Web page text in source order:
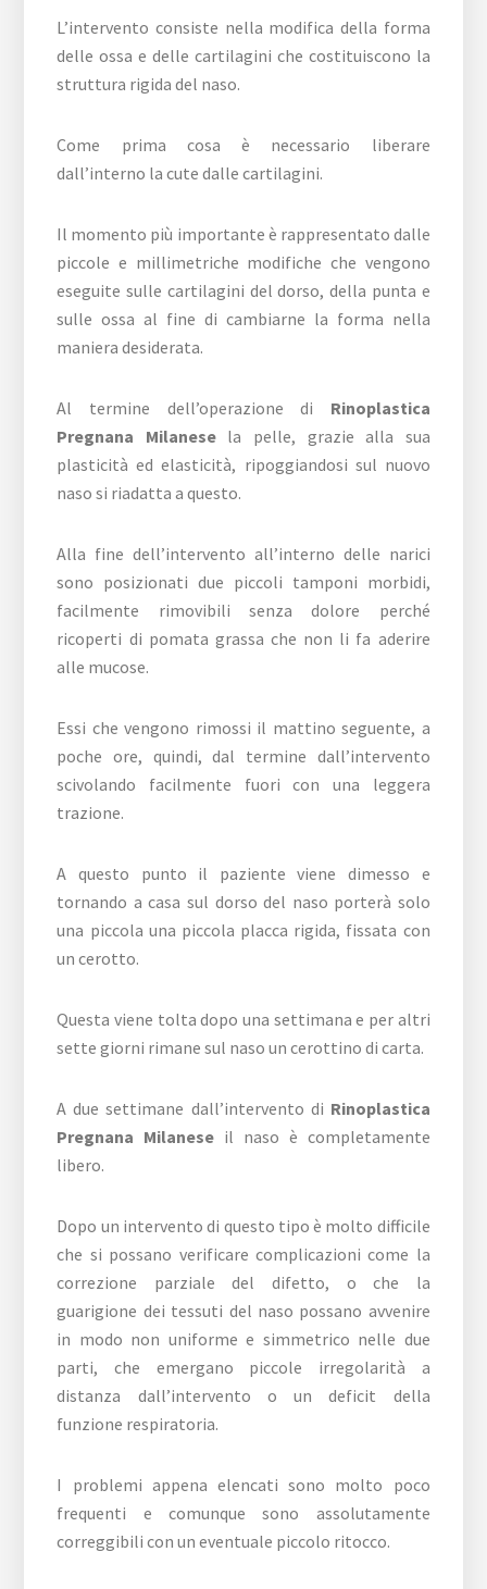
L’intervento consiste nella modifica della forma
delle ossa e delle cartilagini che costituiscono la
struttura rigida del naso.
Come prima cosa è necessario liberare
dall’interno la cute dalle cartilagini.
Il momento più importante è rappresentato dalle
piccole e millimetriche modifiche che vengono
eseguite sulle cartilagini del dorso, della punta e
sulle ossa al fine di cambiarne la forma nella
maniera desiderata.
Al termine dell’operazione di Rinoplastica
Pregnana Milanesela pelle, grazie alla sua
plasticità ed elasticità, ripoggiandosi sul nuovo
naso si riadatta a questo.
Alla fine dell’intervento all’interno delle narici
sono posizionati due piccoli tamponi morbidi,
facilmente rimovibili senza dolore perché
ricoperti di pomata grassa che non li fa aderire
alle mucose.
Essi che vengono rimossi il mattino seguente, a
poche ore, quindi, dal termine dall’intervento
scivolando facilmente fuori con una leggera
trazione.
A questo punto il paziente viene dimesso e
tornando a casa sul dorso del naso porterà solo
una piccola una piccola placca rigida, fissata con
un cerotto.
Questa viene tolta dopo una settimana e per altri
sette giorni rimane sul naso un cerottino di carta.
A due settimane dall’intervento di Rinoplastica
Pregnana Milanese il naso è completamente
libero.
Dopo un intervento di questo tipo è molto difficile
che si possano verificare complicazioni come la
correzione parziale del difetto, o che la
guarigione dei tessuti del naso possano avvenire
in modo non uniforme e simmetrico nelle due
parti, che emergano piccole irregolarità a
distanza dall’intervento o un deficit della
funzione respiratoria.
I problemi appena elencati sono molto poco
frequenti e comunque sono assolutamente
correggibili con un eventuale piccolo ritocco.